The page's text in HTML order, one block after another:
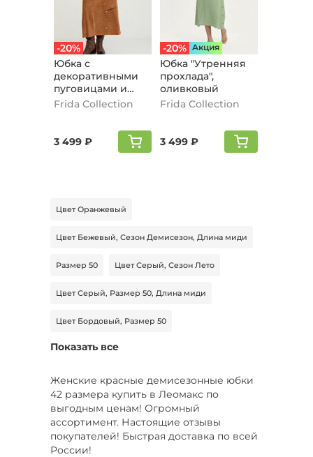
-20%
Юбка с
декоративными
пуговицами и
клапаном,
Frida Collection
3 499 ₽
-20% Aкция
Юбка "Утренняя
прохлада",
оливковый
Frida Collection
3 499 ₽
Цвет Оранжевый
Цвет Бежевый, Сезон Демисезон, Длина миди
Размер 50 Цвет Серый, Сезон Лето
Цвет Серый, Размер 50, Длина миди
Цвет Бордовый, Размер 50
Цвет Розовый, Модель прямая модель, Вид
Цвет Коричневый, Размер 50
Материал хлопок Размер 62, Длина миди
Цвет Зеленый, Размер 42, Длина миди
Показать все
Женские красные демисезонные юбки
42 размера купить в Леомакс по
выгодным ценам! Огромный
ассортимент. Настоящие отзывы
покупателей! Быстрая доставка по всей
России!